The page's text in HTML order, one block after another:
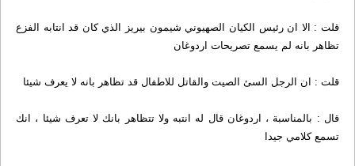
قلت : الا ان رئيس الكيان الصهيوني شيمون بيريز الذي كان قد انتابه الفزع
تظاهر بانه لم يسمع تصريحات اردوغان
قلت : ان الرجل السئ الصيت والقاتل للاطفال قد تظاهر بانه لا يعرف شيئا
قال : بالمناسبة ، اردوغان قال له انتبه ولا تتظاهر بانك لا تعرف شيئا ، انك
تسمع كلامي جيدا